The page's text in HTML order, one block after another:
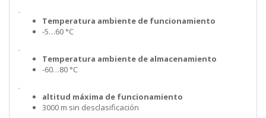
.
Temperatura ambiente de funcionamiento
-5…60 °C
.
Temperatura ambiente de almacenamiento
-60…80 °C
.
altitud máxima de funcionamiento
3000 m sin desclasificación